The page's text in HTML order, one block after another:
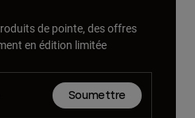
de pointe, des offres
en édition limitée
Soumettre